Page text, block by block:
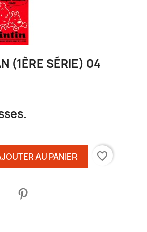
(1ÈRE SÉRIE) 04
AU PANIER favorite_border